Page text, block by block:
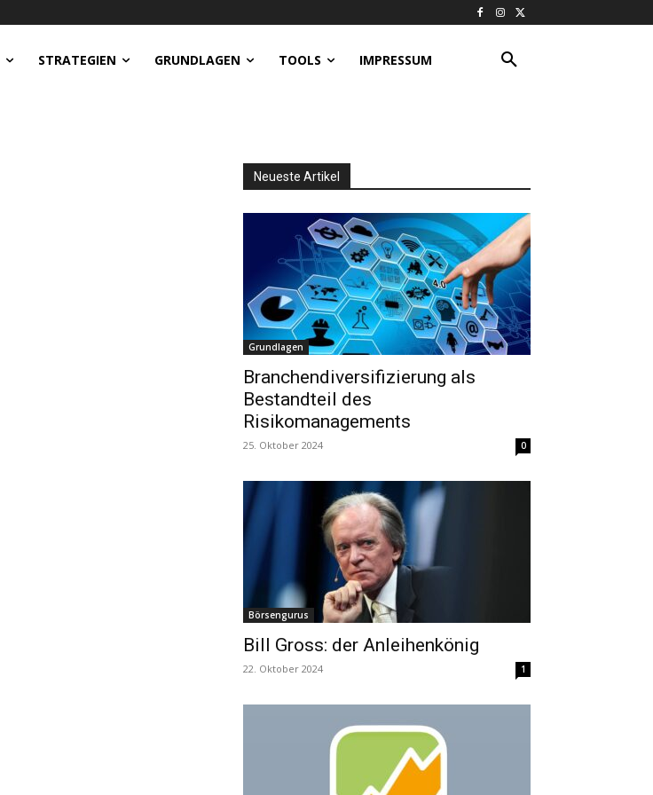
STRATEGIEN GRUNDLAGEN TOOLS IMPRESSUM
Neueste Artikel
Grundlagen
Branchendiversifizierung als
Bestandteil des
Risikomanagements
25. Oktober 2024 0
Börsengurus
Bill Gross: der Anleihenkönig
22. Oktober 2024 1